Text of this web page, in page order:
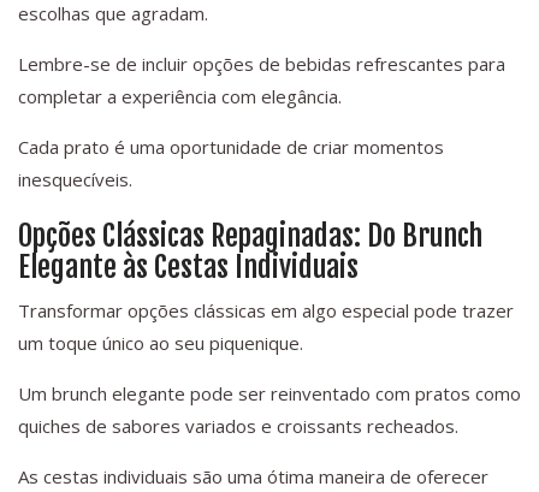
escolhas que agradam.
Lembre-se de incluir opções de bebidas refrescantes para
completar a experiência com elegância.
Cada prato é uma oportunidade de criar momentos
inesquecíveis.
Opções Clássicas Repaginadas: Do Brunch
Elegante às Cestas Individuais
Transformar opções clássicas em algo especial pode trazer
um toque único ao seu piquenique.
Um brunch elegante pode ser reinventado com pratos como
quiches de sabores variados e croissants recheados.
As cestas individuais são uma ótima maneira de oferecer